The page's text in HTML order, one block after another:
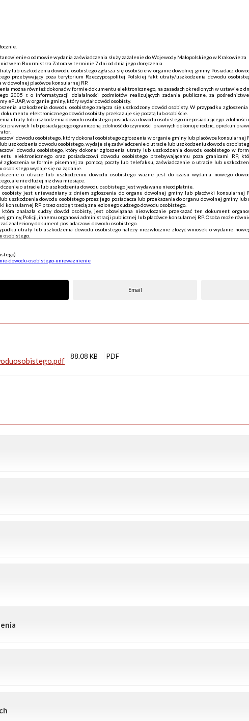
o odmowie wydania zaświadczenia służy zażalenie do Wojewody Małopolskiego w Krakowie za
Buurmistrza Zatora w terminie 7 dni od dnia jego doręczenia
lub uszkodzenia dowodu osobistego zgłasza się osobiście w organie dowolnej gminy. Posiadacz
przebywający poza terytorium Rzeczypospolitej Polskiej fakt utraty/uszkodzenia dowodu
w dowolnej placówce konsularnej RP.
można również dokonać w formie dokumentu elektronicznego, na zasadach określonych w ustawie z
2005 r. o informatyzacji działalności podmiotów realizujących zadania publiczne, za
ePUAP, w organie gminy, który wydał dowód osobisty.
uszkodzenia dowodu osobistego załącza się uszkodzony dowód osobisty. W przypadku
elektronicznego dowód osobisty przekazuje się pocztą lub osobiście.
utraty lub uszkodzenia dowodu osobistego posiadacza dowodu osobistego nieposiadającego zdolności
prawnych lub posiadającego ograniczoną zdolność do czynności prawnych dokonuje rodzic, opiekun
dowodu osobistego, który dokonał osobistego zgłoszenia w organie gminy lub placówce konsularnej
uszkodzenia dowodu osobistego, wydaje się zaświadczenie o utracie lub uszkodzeniu dowodu
dowodu osobistego, który dokonał zgłoszenia utraty lub uszkodzenia dowodu osobistego w
elektronicznego oraz posiadaczowi dowodu osobistego przebywającemu poza granicami RP,
zgłoszenia w formie pisemnej za pomocą poczty lub telefaksu, zaświadczenie o utracie lub
osobistego wydaje się na żądanie.
o utracie lub uszkodzeniu dowodu osobistego ważne jest do czasu wydania nowego
ale nie dłużej niż dwa miesiące.
o utracie lub uszkodzeniu dowodu osobistego jest wydawane nieodpłatnie.
osobisty jest unieważniany z dniem zgłoszenia do organu dowolnej gminy lub placówki konsularnej
uszkodzenia dowodu osobistego przez jego posiadacza lub przekazania do organu dowolnej gminy lub
konsularnej RP przez osobę trzecią znalezionego cudzego dowodu osobistego.
która znalazła cudzy dowód osobisty, jest obowiązana niezwłocznie przekazać ten dokument
gminy, Policji, innemu organowi administracji publicznej lub placówce konsularnej RP. Osoba może
znaleziony dokument posiadaczowi dowodu osobistego.
utraty lub uszkodzenia dowodu osobistego należy niezwłocznie złożyć wniosek o wydanie
osobistego.
dowodu-osobistego-uniewaznienie
Email
88.08 KB